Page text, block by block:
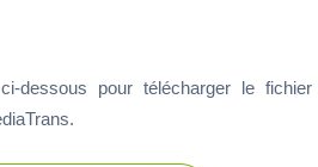
dessous pour télécharger le fichier